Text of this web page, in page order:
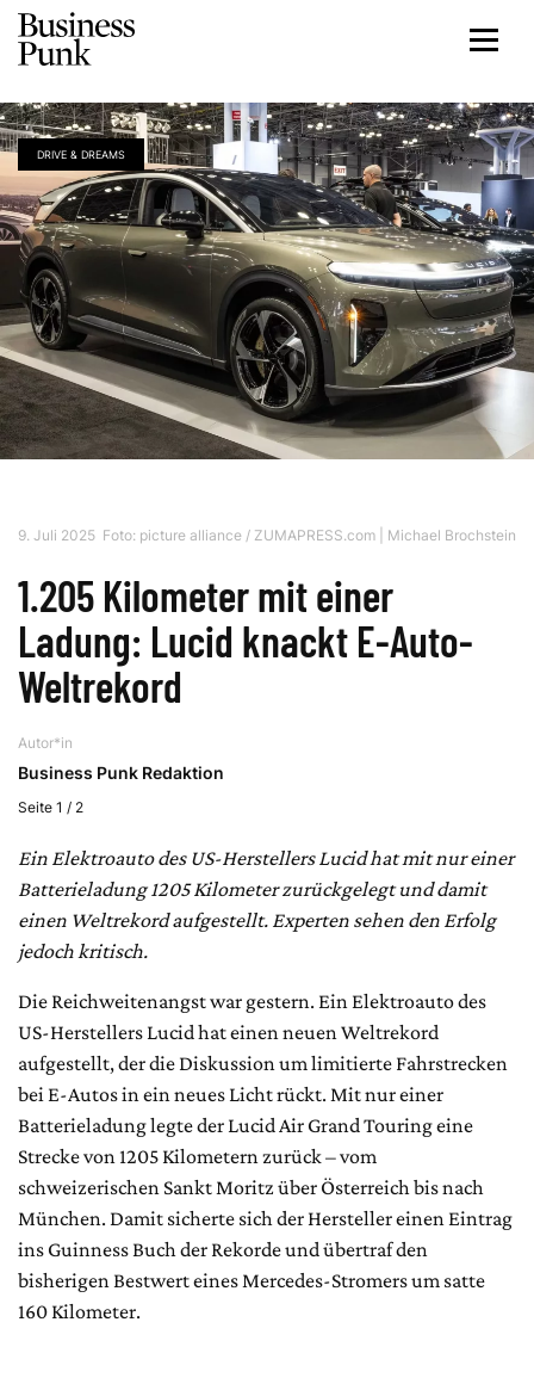
DRIVE & DREAMS
9. Juli 2025 Foto: picture alliance / ZUMAPRESS.com | Michael Brochstein
1.205 Kilometer mit einer
Ladung: Lucid knackt E-Auto-
Weltrekord
Autor*in
Business Punk Redaktion
Seite 1 / 2
Ein Elektroauto des US-Herstellers Lucid hat mit nur einer
Batterieladung 1205 Kilometer zurückgelegt und damit
einen Weltrekord aufgestellt. Experten sehen den Erfolg
jedoch kritisch.
Die Reichweitenangst war gestern. Ein Elektroauto des
US-Herstellers Lucid hat einen neuen Weltrekord
aufgestellt, der die Diskussion um limitierte Fahrstrecken
bei E-Autos in ein neues Licht rückt. Mit nur einer
Batterieladung legte der Lucid Air Grand Touring eine
Strecke von 1205 Kilometern zurück – vom
schweizerischen Sankt Moritz über Österreich bis nach
München. Damit sicherte sich der Hersteller einen Eintrag
ins Guinness Buch der Rekorde und übertraf den
bisherigen Bestwert eines Mercedes-Stromers um satte
160 Kilometer.